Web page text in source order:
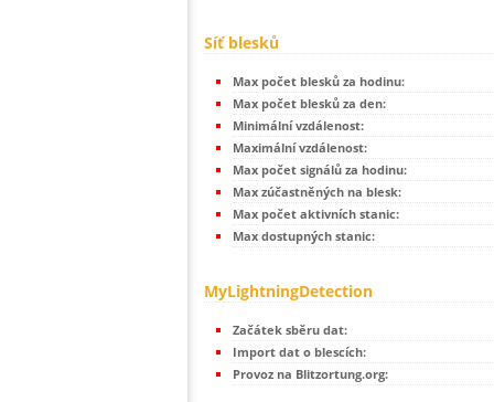
Síť blesků
Max počet blesků za hodinu:
Max počet blesků za den:
Minimální vzdálenost:
Maximální vzdálenost:
Max počet signálů za hodinu:
Max zúčastněných na blesk:
Max počet aktivních stanic:
Max dostupných stanic:
MyLightningDetection
Začátek sběru dat:
Import dat o blescích:
Provoz na Blitzortung.org: